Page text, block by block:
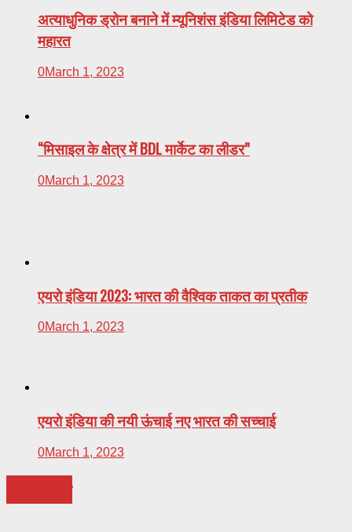
अत्याधुनिक ड्रोन बनाने में म्यूनिशंस इंडिया लिमिटेड को
महारत
0March 1, 2023
“मिसाइल के क्षेत्र में BDL मार्केट का लीडर”
0March 1, 2023
एयरो इंडिया 2023: भारत की वैश्विक ताकत का प्रतीक
0March 1, 2023
एयरो इंडिया की नयी ऊंचाई नए भारत की सच्चाई
0March 1, 2023